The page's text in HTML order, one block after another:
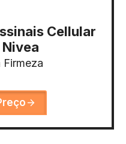
Cellular
Firmeza